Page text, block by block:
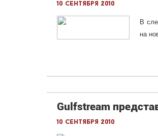
10 сентября 2010
В
на
Gulfstream
10 сентября 2010